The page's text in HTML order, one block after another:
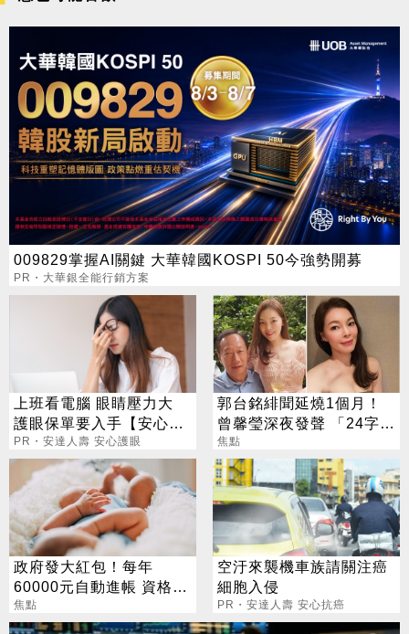
009829掌握AI關鍵 大華韓國KOSPI 50今強勢開募
PR・大華銀全能行銷方案
上班看電腦 眼睛壓力大
護眼保單要入手【安心護
眼定期眼睛險】
PR・安達人壽 安心護眼
郭台銘緋聞延燒1個月！
曾馨瑩深夜發聲 「24字」
吐盡最心繫的事
焦點
政府發大紅包！每年
60000元自動進帳 資格一
次看
焦點
空汙來襲機車族請關注癌
細胞入侵
PR・安達人壽 安心抗癌